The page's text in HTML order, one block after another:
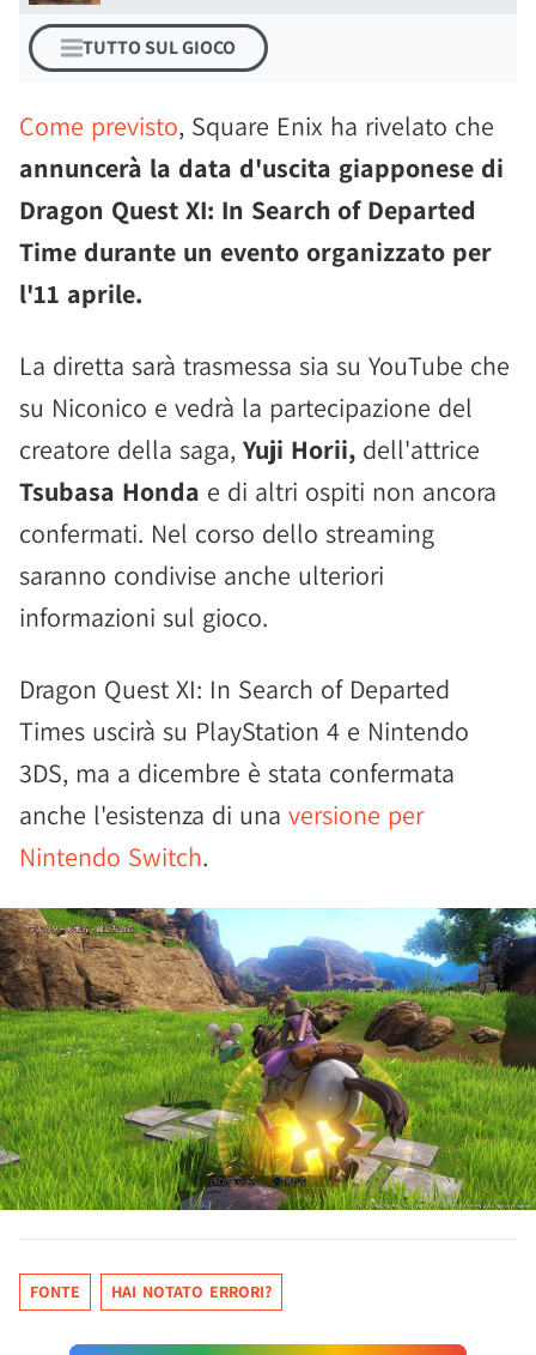
TUTTO SUL GIOCO
Come previsto, Square Enix ha rivelato che
annuncerà la data d'uscita giapponese di
Dragon Quest XI: In Search of Departed
Time durante un evento organizzato per
l'11 aprile.
La diretta sarà trasmessa sia su YouTube che
su Niconico e vedrà la partecipazione del
creatore della saga, Yuji Horii, dell'attrice
Tsubasa Honda e di altri ospiti non ancora
confermati. Nel corso dello streaming
saranno condivise anche ulteriori
informazioni sul gioco.
Dragon Quest XI: In Search of Departed
Times uscirà su PlayStation 4 e Nintendo
3DS, ma a dicembre è stata confermata
anche l'esistenza di una versione per
Nintendo Switch.
FONTE HAI NOTATO ERRORI?